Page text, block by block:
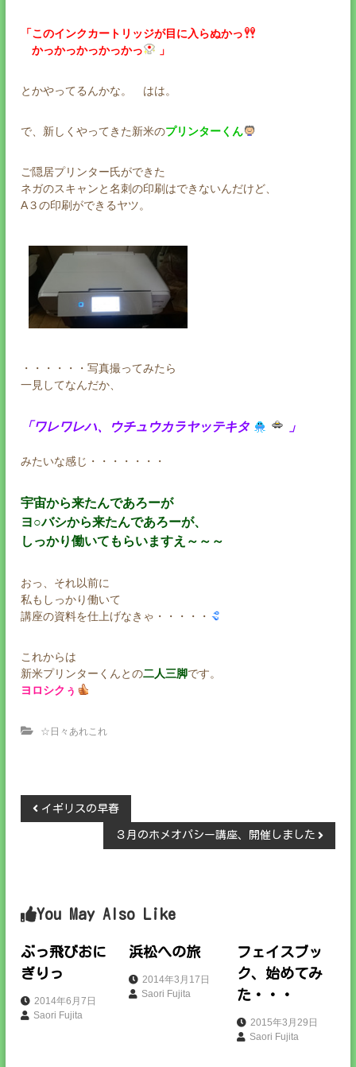
「このインクカートリッジが目に入らぬかっ
かっかっかっかっかっ
」
とかやってるんかな。 はは。
で、新しくやってきた新米のプリンターくん
ご隠居プリンター氏ができた
ネガのスキャンと名刺の印刷はできないんだけど、
A３の印刷ができるヤツ。
・・・・・・写真撮ってみたら
一見してなんだか、
「ワレワレハ、ウチュウカラヤッテキタ 」
みたいな感じ・・・・・・・
宇宙から来たんであろーが
ヨ○バシから来たんであろーが、
しっかり働いてもらいますえ～～～
おっ、それ以前に
私もしっかり働いて
講座の資料を仕上げなきゃ・・・・・
これからは
新米プリンターくんとの二人三脚です。
ヨロシクぅ
☆日々あれこれ
投
ビ
ゲ
ー
シ
イギリスの早春
３月のホメオパシー講座、開催しました
You May Also Like
ぶっ飛びおに
ぎりっ
2014年6月7日
Saori Fujita
浜松への旅
2014年3月17日
Saori Fujita
フェイスブッ
ク、始めてみ
た・・・
2015年3月29日
Saori Fujita